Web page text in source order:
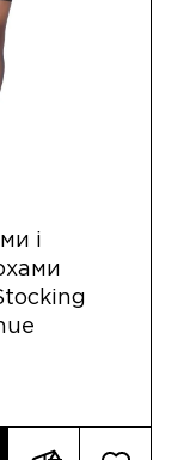
і